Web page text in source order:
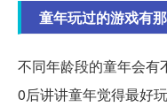
童年玩过的游戏有
不同年龄段的童年会有
0后讲讲童年觉得最好